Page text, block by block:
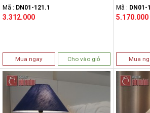
Mã : DN01-121.1
3.312.000
Mua ngay Cho vào giỏ
Mã : DN01-
5.170.000
Mua